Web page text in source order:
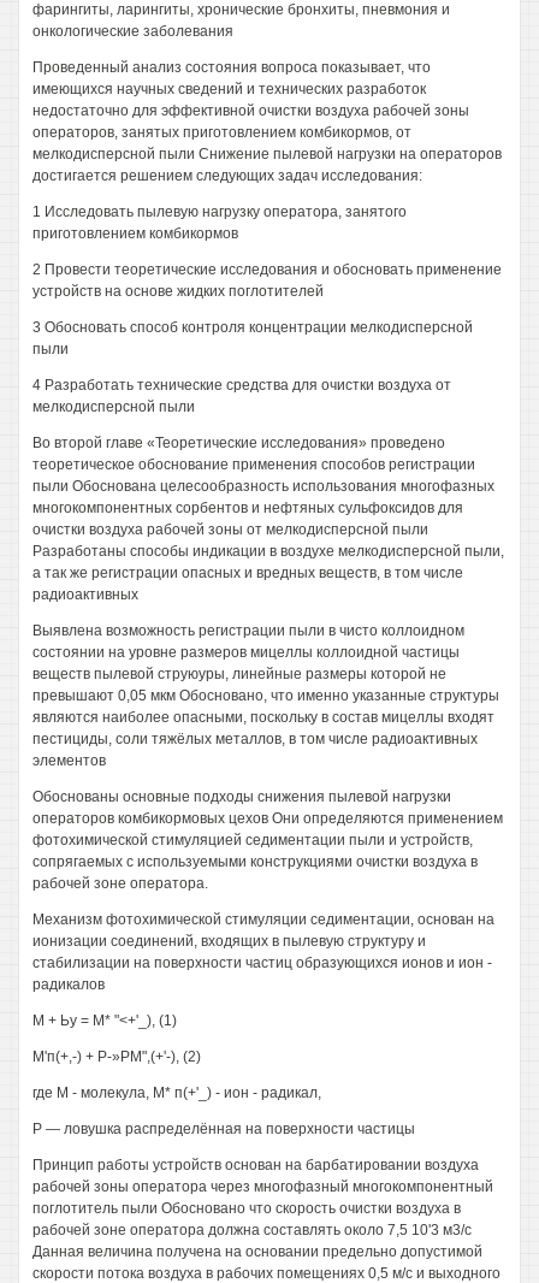
фарингиты, ларингиты, хронические бронхиты, пневмония и
онкологические заболевания
Проведенный анализ состояния вопроса показывает, что
имеющихся научных сведений и технических разработок
недостаточно для эффективной очистки воздуха рабочей зоны
операторов, занятых приготовлением комбикормов, от
мелкодисперсной пыли Снижение пылевой нагрузки на операторов
достигается решением следующих задач исследования:
1 Исследовать пылевую нагрузку оператора, занятого
приготовлением комбикормов
2 Провести теоретические исследования и обосновать применение
устройств на основе жидких поглотителей
3 Обосновать способ контроля концентрации мелкодисперсной
пыли
4 Разработать технические средства для очистки воздуха от
мелкодисперсной пыли
Во второй главе «Теоретические исследования» проведено
теоретическое обоснование применения способов регистрации
пыли Обоснована целесообразность использования многофазных
многокомпонентных сорбентов и нефтяных сульфоксидов для
очистки воздуха рабочей зоны от мелкодисперсной пыли
Разработаны способы индикации в воздухе мелкодисперсной пыли,
а так же регистрации опасных и вредных веществ, в том числе
радиоактивных
Выявлена возможность регистрации пыли в чисто коллоидном
состоянии на уровне размеров мицеллы коллоидной частицы
веществ пылевой струюуры, линейные размеры которой не
превышают 0,05 мкм Обосновано, что именно указанные структуры
являются наиболее опасными, поскольку в состав мицеллы входят
пестициды, соли тяжёлых металлов, в том числе радиоактивных
элементов
Обоснованы основные подходы снижения пылевой нагрузки
операторов комбикормовых цехов Они определяются применением
фотохимической стимуляцией седиментации пыли и устройств,
сопрягаемых с используемыми конструкциями очистки воздуха в
рабочей зоне оператора.
Механизм фотохимической стимуляции седиментации, основан на
ионизации соединений, входящих в пылевую структуру и
стабилизации на поверхности частиц образующихся ионов и ион -
радикалов
М + Ьу = М* "<+'_), (1)
М'п(+,-) + Р-»РМ",(+'-), (2)
где М - молекула, М* п(+'_) - ион - радикал,
Р — ловушка распределённая на поверхности частицы
Принцип работы устройств основан на барбатировании воздуха
рабочей зоны оператора через многофазный многокомпонентный
поглотитель пыли Обосновано что скорость очистки воздуха в
рабочей зоне оператора должна составлять около 7,5 10'3 м3/с
Данная величина получена на основании предельно допустимой
скорости потока воздуха в рабочих помещениях 0,5 м/с и выходного